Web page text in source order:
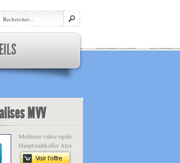
MVV
Meilleure valise rigide
Hauptstadtkoffer Alex
Voir l'offre